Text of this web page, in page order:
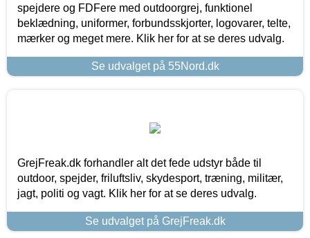
spejdere og FDFere med outdoorgrej, funktionel
beklædning, uniformer, forbundsskjorter, logovarer, telte,
mærker og meget mere. Klik her for at se deres udvalg.
Se udvalget på 55Nord.dk
GrejFreak.dk forhandler alt det fede udstyr både til
outdoor, spejder, friluftsliv, skydesport, træning, militær,
jagt, politi og vagt. Klik her for at se deres udvalg.
Se udvalget på GrejFreak.dk